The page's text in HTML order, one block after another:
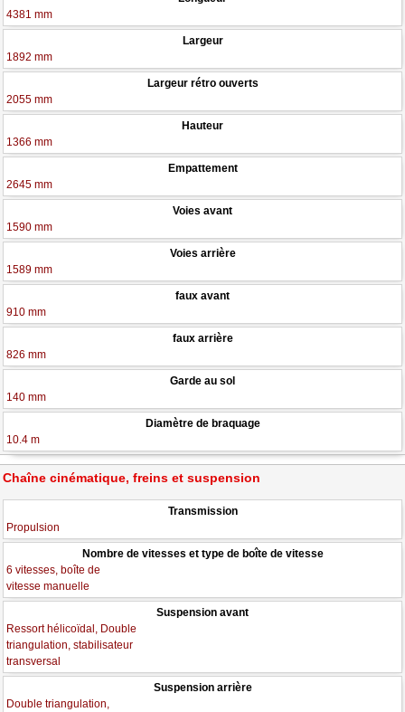
4381 mm
Largeur
1892 mm
Largeur rétro ouverts
2055 mm
Hauteur
1366 mm
Empattement
2645 mm
Voies avant
1590 mm
Voies arrière
1589 mm
faux avant
910 mm
faux arrière
826 mm
Garde au sol
140 mm
Diamètre de braquage
10.4 m
Chaîne cinématique, freins et suspension
Transmission
Propulsion
Nombre de vitesses et type de boîte de vitesse
6 vitesses, boîte de
vitesse manuelle
Suspension avant
Ressort hélicoïdal, Double
triangulation, stabilisateur
transversal
Suspension arrière
Double triangulation,